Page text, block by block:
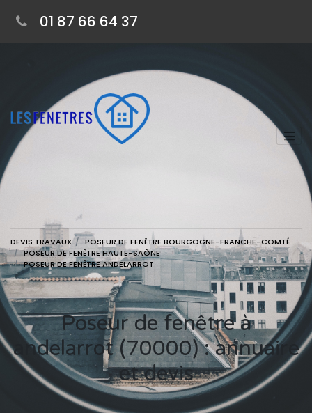
01 87 66 64 37
DEVIS TRAVAUX
POSEUR DE FENÊTRE BOURGOGNE-FRANCHE-COMTÉ
POSEUR DE FENÊTRE HAUTE-SAÔNE
POSEUR DE FENÊTRE ANDELARROT
Poseur de fenêtre à
andelarrot (70000) : annuaire
et devis